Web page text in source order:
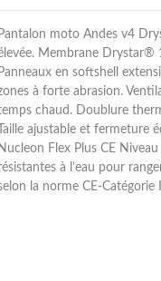
Pantalon moto Andes v4
Membrane Drystar®
Panneaux en softshell
à forte abrasion.
chaud. Doublure
Taille ajustable et fermeture
Nucleon Flex Plus CE
à l’eau pour
la norme CE-